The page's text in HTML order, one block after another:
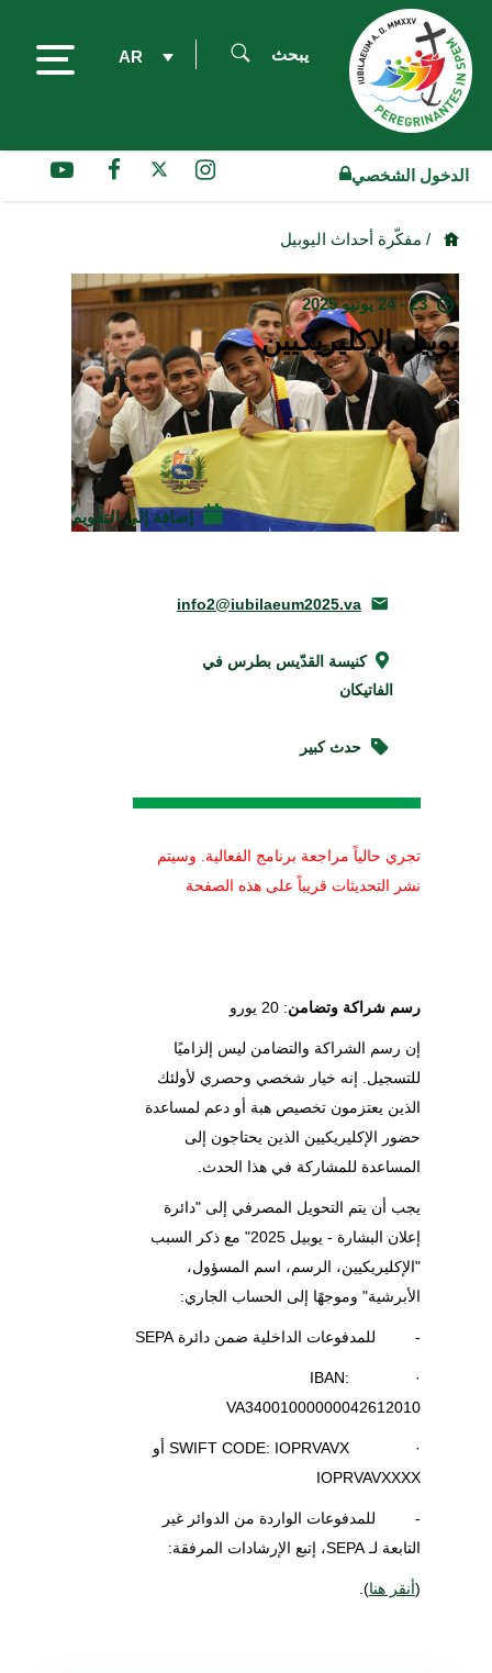
AR يبحث
الدخول الشخصي
/ مفكّرة أحداث اليوبيل
23 - 24 يونيو 2025
يوبيل الإكليريكيين
إضافة إلى التقويم
info2@iubilaeum2025.va
كنيسة القدّيس بطرس في
الفاتيكان
حدث كبير
تجري حالياً مراجعة برنامج الفعالية. وسيتم
نشر التحديثات قريباً على هذه الصفحة
رسم شراكة وتضامن: 20 يورو
إن رسم الشراكة والتضامن ليس إلزاميًا
للتسجيل. إنه خيار شخصي وحصري لأولئك
الذين يعتزمون تخصيص هبة أو دعم لمساعدة
حضور الإكليريكيين الذين يحتاجون إلى
المساعدة للمشاركة في هذا الحدث.
يجب أن يتم التحويل المصرفي إلى "دائرة
إعلان البشارة - يوبيل 2025" مع ذكر السبب
"الإكليريكيين، الرسم، اسم المسؤول،
الأبرشية" وموجهًا إلى الحساب الجاري:
- للمدفوعات الداخلية ضمن دائرة SEPA
· IBAN:
VA34001000000042612010
· SWIFT CODE: IOPRVAVX أو
IOPRVAVXXXX
- للمدفوعات الواردة من الدوائر غير
التابعة لـ SEPA، إتبع الإرشادات المرفقة:
(أنقر هنا).